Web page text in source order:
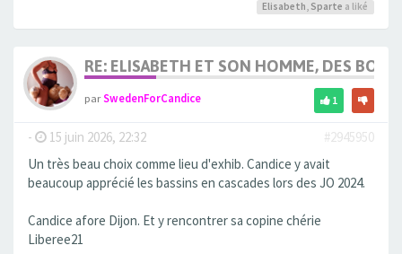
Elisabeth Sparte a liké
RE: ELISABETH ET SON HOMME, DES
parSwedenForCandice 1
- 15 juin 2026, 22:32
#2945950
Un très beau choix comme lieu d'exhib. Candice y avait
beaucoup apprécié les bassins en cascades lors des JO 2024.
Candice afore Dijon. Et y rencontrer sa copine chérie
Liberee21